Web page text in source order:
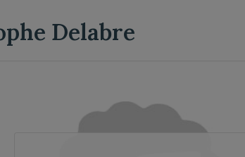
Delabre